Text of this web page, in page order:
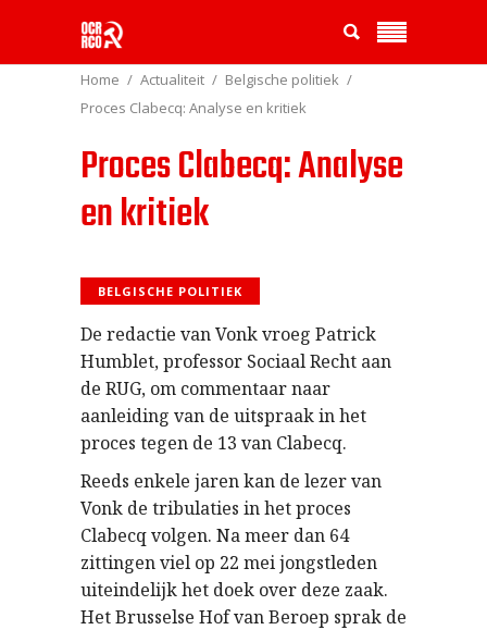
Home Actualiteit
Belgische politiek
Proces Clabecq: Analyse en kritiek
Proces Clabecq: Analyse
en kritiek
BELGISCHE POLITIEK
De redactie van Vonk vroeg Patrick
Humblet, professor Sociaal Recht aan
de RUG, om commentaar naar
aanleiding van de uitspraak in het
proces tegen de 13 van Clabecq.
Reeds enkele jaren kan de lezer van
Vonk de tribulaties in het proces
Clabecq volgen. Na meer dan 64
zittingen viel op 22 mei jongstleden
uiteindelijk het doek over deze zaak.
Het Brusselse Hof van Beroep sprak de